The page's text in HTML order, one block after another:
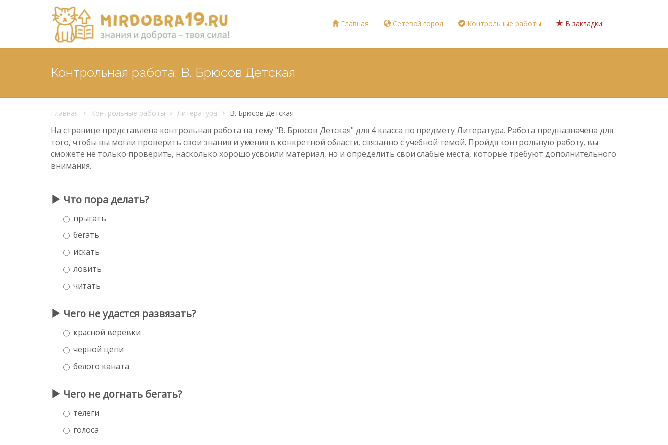
Главная Сетевой город Контрольные работы В закладки
Контрольная работа: В. Брюсов Детская
Главная Контрольные работы Литература В. Брюсов Детская
На странице представлена контрольная работа на тему "В. Брюсов Детская" для 4 класса по предмету Литература. Работа предназначена для
того, чтобы вы могли проверить свои знания и умения в конкретной области, связанно с учебной темой. Пройдя контрольную работу, вы
сможете не только проверить, насколько хорошо усвоили материал, но и определить свои слабые места, которые требуют дополнительного
внимания.
Что пора делать?
прыгать
бегать
искать
ловить
читать
Чего не удастся развязать?
красной веревки
черной цепи
белого каната
Чего не догнать бегать?
телеги
голоса